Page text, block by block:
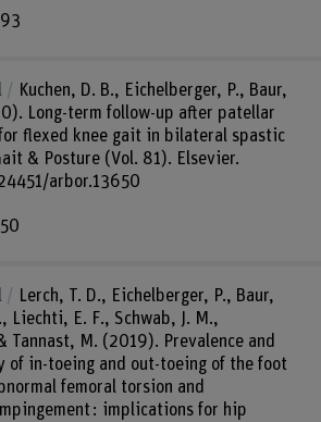
Kuchen, D. B., Eichelberger, P., Baur,
Long-term follow-up after patellar
flexed knee gait in bilateral spastic
& Posture (Vol. 81). Elsevier.
arbor.13650
Lerch, T. D., Eichelberger, P., Baur,
Liechti, E. F., Schwab, J. M.,
Tannast, M. (2019). Prevalence and
of in-toeing and out-toeing of the foot
femoral torsion and
: implications for hip